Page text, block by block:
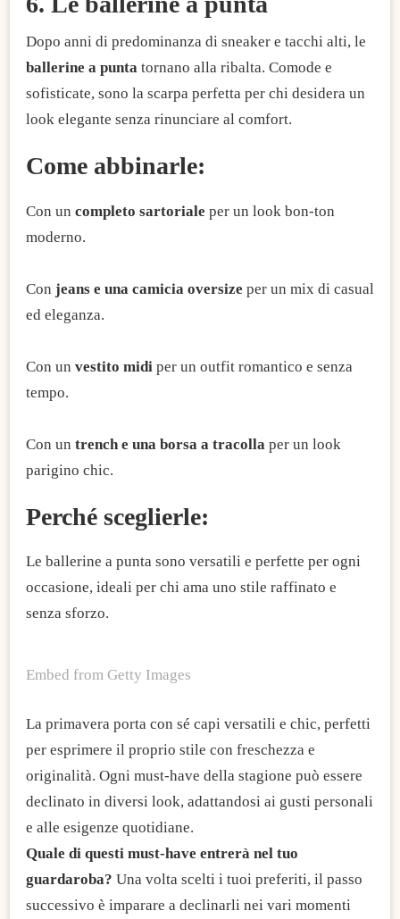
Dopo anni di predominanza di sneaker e tacchi alti, le
ballerine a punta tornano alla ribalta. Comode e
sofisticate, sono la scarpa perfetta per chi desidera un
look elegante senza rinunciare al comfort.
Come abbinarle:
Con un completo sartoriale per un look bon-ton
moderno.
Con jeans e una camicia oversize per un mix di casual
ed eleganza.
Con un vestito midi per un outfit romantico e senza
tempo.
Con un trench e una borsa a tracolla per un look
parigino chic.
Perché sceglierle:
Le ballerine a punta sono versatili e perfette per ogni
occasione, ideali per chi ama uno stile raffinato e
senza sforzo.
Embed from Getty Images
La primavera porta con sé capi versatili e chic, perfetti
per esprimere il proprio stile con freschezza e
originalità. Ogni must-have della stagione può essere
declinato in diversi look, adattandosi ai gusti personali
e alle esigenze quotidiane.
Quale di questi must-have entrerà nel tuo
guardaroba? Una volta scelti i tuoi preferiti, il passo
successivo è imparare a declinarli nei vari momenti